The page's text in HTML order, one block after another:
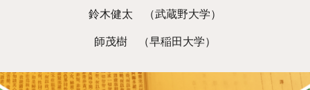
鈴木健太 （武蔵野大学）
師茂樹 （早稲田大学）